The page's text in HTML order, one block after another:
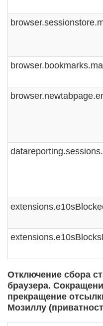
Отключение сбора
браузера.
прекращение
Мозиллу